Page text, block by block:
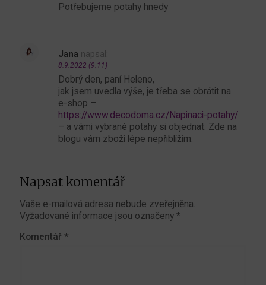
Potřebujeme potahy hnedy
Jana napsal:
8.9.2022 (9:11)
Dobrý den, paní Heleno,
jak jsem uvedla výše, je třeba se obrátit na
e-shop –
https://www.decodoma.cz/Napinaci-potahy/
– a vámi vybrané potahy si objednat. Zde na
blogu vám zboží lépe nepřiblížím.
Napsat komentář
Vaše e-mailová adresa nebude zveřejněna.
Vyžadované informace jsou označeny *
Komentář *